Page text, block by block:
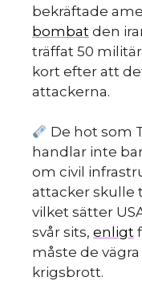
bekräftade
bombat den
träffat 50
kort efter att
attackerna.
De hot som
handlar inte
om civil
attacker skulle
vilket sätter
svår sits, enligt
måste de
krigsbrott.